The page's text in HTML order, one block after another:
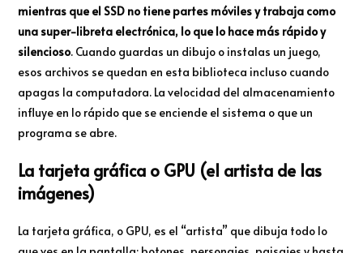
mientras que el SSD no tiene partes móviles y trabaja como
una super-libreta electrónica, lo que lo hace más rápido y
silencioso. Cuando guardas un dibujo o instalas un juego,
esos archivos se quedan en esta biblioteca incluso cuando
apagas la computadora. La velocidad del almacenamiento
influye en lo rápido que se enciende el sistema o que un
programa se abre.
La tarjeta gráfica o GPU (el artista de las
imágenes)
La tarjeta gráfica, o GPU, es el “artista” que dibuja todo lo